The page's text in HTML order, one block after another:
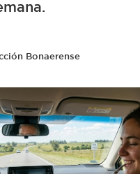
Bonaerense